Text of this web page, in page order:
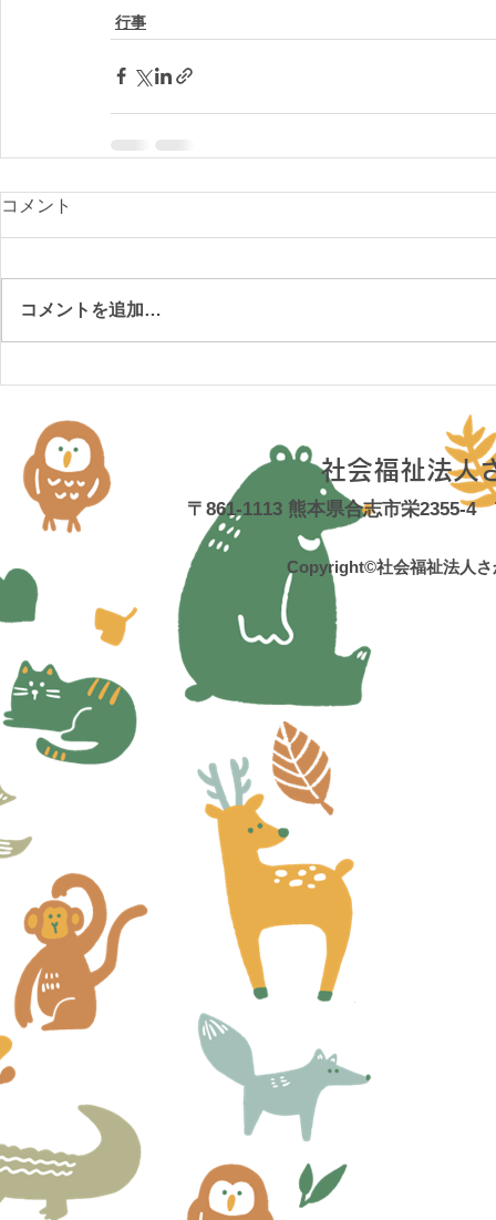
行事
コメント
コメントを追加…
社会福祉法人
〒861-1113 熊本県合志市栄2355-
Copyright©社会福祉法人さかえ福祉会